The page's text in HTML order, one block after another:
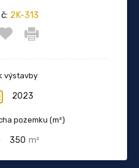
2K-313
výstavby
2023
pozemku (m²)
350 m²